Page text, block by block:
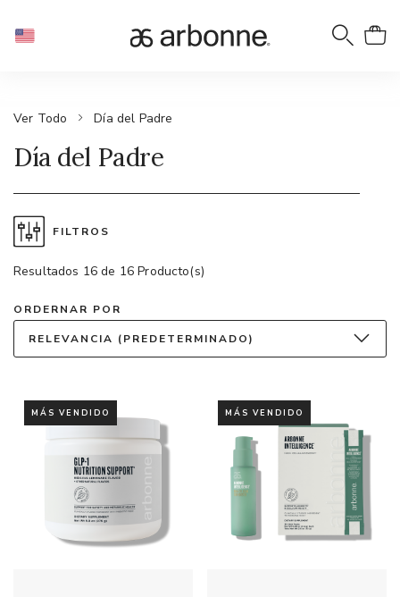
Ver Todo Día del Padre
Día del Padre
FILTROS
Resultados 16 de 16 Producto(s)
ORDERNAR POR
RELEVANCIA (PREDETERMINADO)
MÁS VENDIDO MÁS VENDIDO